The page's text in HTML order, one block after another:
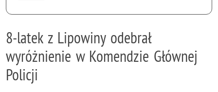
8-latek z Lipowiny odebrał
wyróżnienie w Komendzie Głównej
Policji